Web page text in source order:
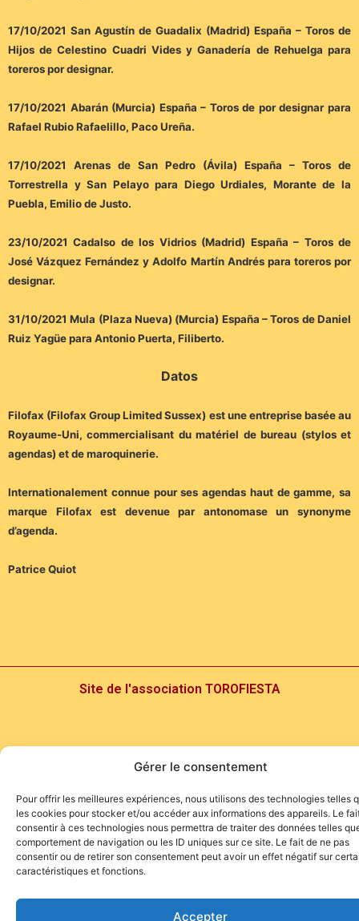
Gérer le consentement
Pour offrir les meilleures expériences, nous utilisons des technologies telles
les cookies pour stocker et/ou accéder aux informations des appareils. Le
consentir à ces technologies nous permettra de traiter des données telles
comportement de navigation ou les ID uniques sur ce site. Le fait de ne pas
consentir ou de retirer son consentement peut avoir un effet négatif sur
caractéristiques et fonctions.
Accepter
17/10/2021 San Agustín de Guadalix (Madrid) España – Toros de
Hijos de Celestino Cuadri Vides y Ganadería de Rehuelga para
toreros por designar.
17/10/2021 Abarán (Murcia) España – Toros de por designar para
Rafael Rubio Rafaelillo, Paco Ureña.
17/10/2021 Arenas de San Pedro (Ávila) España – Toros de
Torrestrella y San Pelayo para Diego Urdiales, Morante de la
Puebla, Emilio de Justo.
23/10/2021 Cadalso de los Vidrios (Madrid) España – Toros de
José Vázquez Fernández y Adolfo Martín Andrés para toreros por
designar.
31/10/2021 Mula (Plaza Nueva) (Murcia) España – Toros de Daniel
Ruiz Yagüe para Antonio Puerta, Filiberto.
Datos
Filofax (Filofax Group Limited Sussex) est une entreprise basée au
Royaume-Uni, commercialisant du matériel de bureau (stylos et
agendas) et de maroquinerie.
Internationalement connue pour ses agendas haut de gamme, sa
marque Filofax est devenue par antonomase un synonyme
d’agenda.
Patrice Quiot
Site de l'association TOROFIESTA